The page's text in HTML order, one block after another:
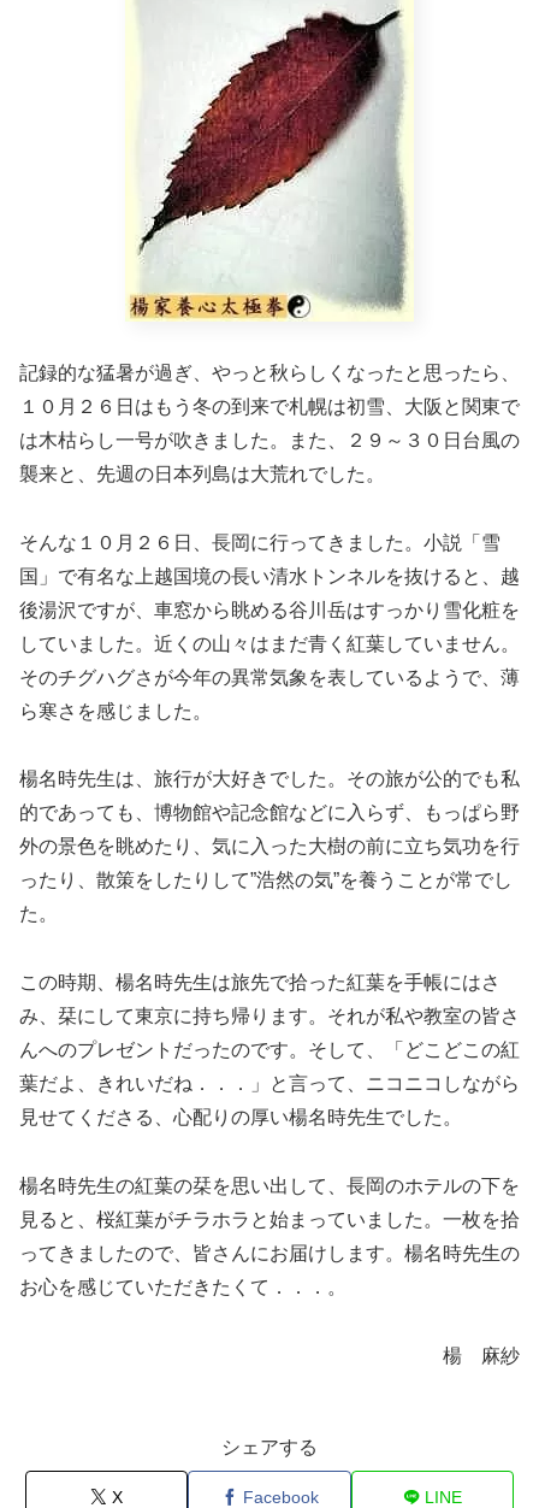
記録的な猛暑が過ぎ、やっと秋らしくなったと思ったら、
１０月２６日はもう冬の到来で札幌は初雪、大阪と関東で
は木枯らし一号が吹きました。また、２９～３０日台風の
襲来と、先週の日本列島は大荒れでした。
そんな１０月２６日、長岡に行ってきました。小説「雪
国」で有名な上越国境の長い清水トンネルを抜けると、越
後湯沢ですが、車窓から眺める谷川岳はすっかり雪化粧を
していました。近くの山々はまだ青く紅葉していません。
そのチグハグさが今年の異常気象を表しているようで、薄
ら寒さを感じました。
楊名時先生は、旅行が大好きでした。その旅が公的でも私
的であっても、博物館や記念館などに入らず、もっぱら野
外の景色を眺めたり、気に入った大樹の前に立ち気功を行
ったり、散策をしたりして”浩然の気”を養うことが常でし
た。
この時期、楊名時先生は旅先で拾った紅葉を手帳にはさ
み、栞にして東京に持ち帰ります。それが私や教室の皆さ
んへのプレゼントだったのです。そして、「どこどこの紅
葉だよ、きれいだね．．．」と言って、ニコニコしながら
見せてくださる、心配りの厚い楊名時先生でした。
楊名時先生の紅葉の栞を思い出して、長岡のホテルの下を
見ると、桜紅葉がチラホラと始まっていました。一枚を拾
ってきましたので、皆さんにお届けします。楊名時先生の
お心を感じていただきたくて．．．。
楊 麻紗
シェアする
X Facebook LINE